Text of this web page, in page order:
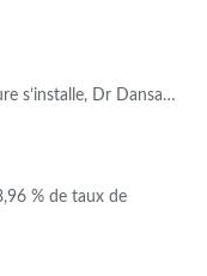
s’installe, Dr Dansa…
% de taux de